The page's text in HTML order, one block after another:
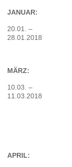
JANUAR:
20.01. –
28.01.2018
MÄRZ:
10.03. –
11.03.2018
APRIL: